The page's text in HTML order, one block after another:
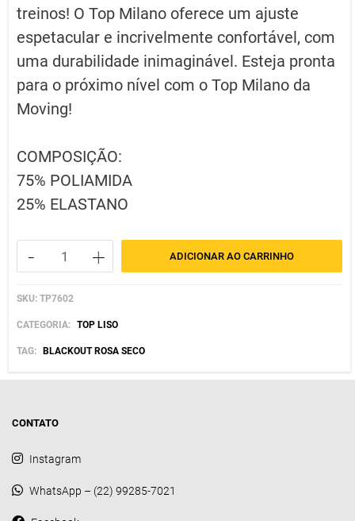
treinos! O Top Milano oferece um ajuste
espetacular e incrivelmente confortável, com
uma durabilidade inimaginável. Esteja pronta
para o próximo nível com o Top Milano da
Moving!
COMPOSIÇÃO:
75% POLIAMIDA
25% ELASTANO
-
BLACKOUT
ROSA
SECO
PRETO
+ ADICIONAR AO CARRINHO
SKU: TP7602
CATEGORIA: TOP LISO
TAG: BLACKOUT ROSA SECO
CONTATO
Instagram
WhatsApp – (22) 99285-7021